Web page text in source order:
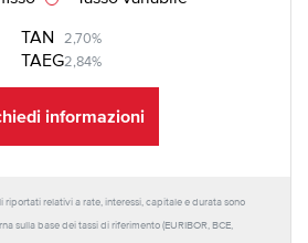
TAN 2,70%
TAEG2,84%
informazioni
riportati relativi a rate, interessi, capitale e durata sono
sulla base dei tassi di riferimento (EURIBOR, BCE,